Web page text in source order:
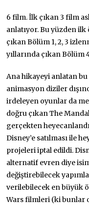
6 film. İlk çıkan 3 film
anlatıyor. Bu yüzden ilk
çıkan Bölüm 1, 2, 3
yıllarında çıkan Bölüm
Ana hikayeyi anlatan
animasyon diziler
irdeleyen oyunlar da
doğru çıkan The
gerçekten
Disney’e satılması ile
projeleri iptal edildi.
alternatif evren diye
değiştirebilecek
verilebilecek en büyük
Wars filmleri (ki bunlar